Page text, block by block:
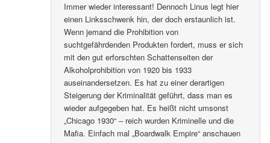
Immer wieder interessant! Dennoch Linus legt hier
einen Linksschwenk hin, der doch erstaunlich ist.
Wenn jemand die Prohibition von
suchtgefährdenden Produkten fordert, muss er sich
mit den gut erforschten Schattenseiten der
Alkoholprohibition von 1920 bis 1933
auseinandersetzen. Es hat zu einer derartigen
Steigerung der Kriminalität geführt, dass man es
wieder aufgegeben hat. Es heißt nicht umsonst
„Chicago 1930“ – reich wurden Kriminelle und die
Mafia. Einfach mal „Boardwalk Empire“ anschauen